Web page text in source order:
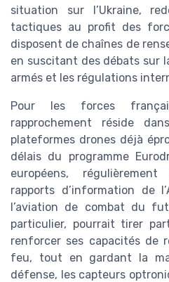
situation sur l’Ukraine,
tactiques au profit des
disposent de chaînes de
en suscitant des débats sur
armés et les régulations
Pour les forces
rapprochement réside
plateformes drones déjà
délais du programme
européens,
rapports d’information de
l’aviation de combat du
particulier, pourrait tirer
renforcer ses capacités de
feu, tout en gardant la
défense, les capteurs